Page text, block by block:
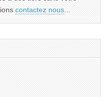
contactez nous...